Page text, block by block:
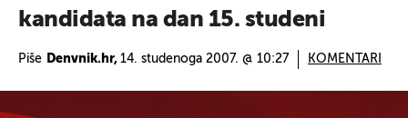
kandidata na dan 15. studeni
Piše Denvnik.hr, 14. studenoga 2007. @ 10:27 KOMENTARI